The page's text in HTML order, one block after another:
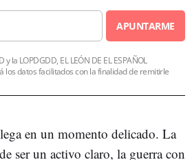
APUNTARME
la LOPDGDD, EL LEÓN DE EL ESPAÑOL
los datos facilitados con la finalidad de remitirle
en un momento delicado. La
ser un activo claro, la guerra con